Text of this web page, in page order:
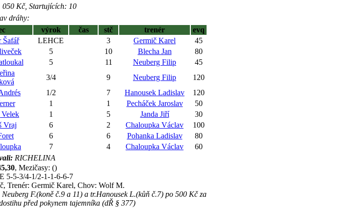
Kč, Startujících: 10
dráhy:
výrok čas stč trenér
evq
Šafář LEHCE 3 Germič Karel
45
5 10 Blecha Jan
80
5 11 Neuberg Filip
45
3/4 9 Neuberg Filip
120
1/2 7 Hanousek Ladislav
120
1 1 Pecháček Jaroslav
50
1 5 Janda Jiří
30
Vraj 6 2 Chaloupka Václav
100
6 6 Pohanka Ladislav
80
7 4 Chaloupka Václav
60
RICHELINA
, Mezičasy: ()
5-5-3/4-1/2-1-1-6-6-7
Trenér: Germič Karel, Chov: Wolf M.
F.(koně č.9 a 11) a tr.Hanousek L.(kůň č.7) po 500 Kč za
před pokynem tajemníka (dŘ § 377)